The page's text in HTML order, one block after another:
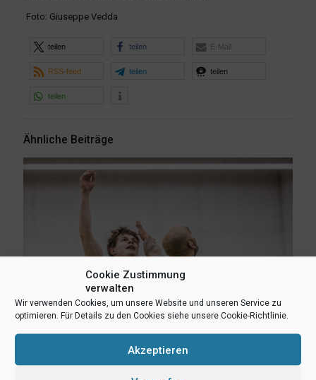
Cookie Zustimmung
verwalten
Wir verwenden Cookies, um unsere Website und unseren Service zu
optimieren. Für Details zu den Cookies siehe unsere Cookie-Richtlinie.
Akzeptieren
Foto: Giuseppe Vedda
teilen teilen E-Mail
RSS-feed teilen teilen
teilen
Ähnliche Beiträge